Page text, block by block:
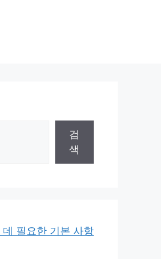
검
색
필요한 기본 사항